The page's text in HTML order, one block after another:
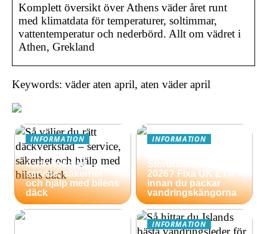
Komplett översikt över Athens väder året runt
med klimatdata för temperaturer, soltimmar,
vattentemperatur och nederbörd. Allt om vädret i
Athen, Grekland
Keywords: väder aten april, aten väder april
INFORMATION
Så väljer du rätt
däckverkstad –
service, säkerhet
och hjälp med bilens
däck
INFORMATION
Storbritannien
2026? Fixa UK ETA
innan du packar
vandringskängorna
INFORMATION